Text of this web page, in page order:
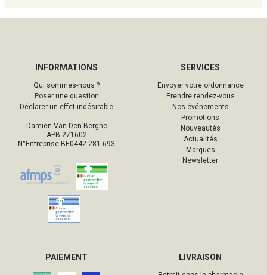
INFORMATIONS
Qui sommes-nous ?
Poser une question
Déclarer un effet indésirable
Damien Van Den Berghe
APB 271602
N°Entreprise BE0442.281.693
SERVICES
Envoyer votre ordonnance
Prendre rendez-vous
Nos événements
Promotions
Nouveautés
Actualités
Marques
Newsletter
PAIEMENT LIVRAISON